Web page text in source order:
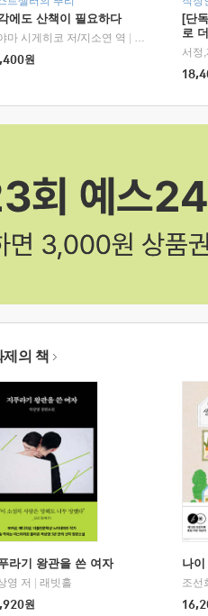
에도 산책이 필요하다
마 시게히코 저/지소연 역
알에이치코리
원
[단
로
의 책
라기 왕관을 쓴 여자
영 저
래빗홀
원
나
조선